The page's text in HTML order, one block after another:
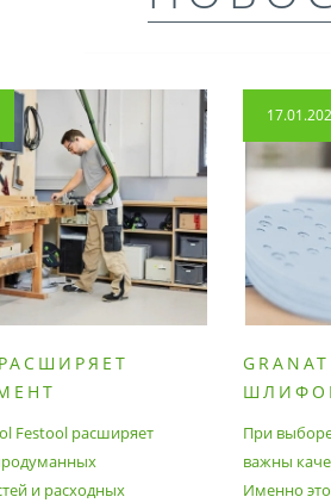
РАСШИРЯЕТ
И
МАТЕРИАЛОВ
Festool расширяет
и расходных
При
важны
Именно